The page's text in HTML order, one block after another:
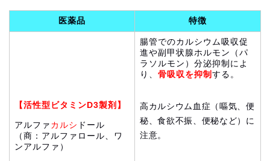
医薬品 特徴
【活性型ビタミンD3製剤】
アルファ カルシ ドール
（商：アルファロール、ワ
ンアルファ）
腸管でのカルシウム吸収促
進や副甲状腺ホルモン（パ
ラソルモン）分泌抑制によ
り、 骨吸収を抑制 する。
高カルシウム血症（嘔気、便
秘、食欲不振、便秘など）に
注意。